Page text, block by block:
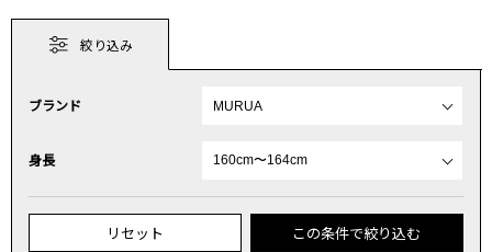
絞り込み
ブランド
身長
リセット この条件で絞り込む